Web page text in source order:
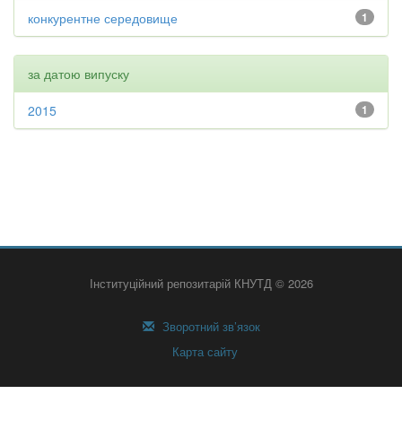
1
конкурентне середовище
за датою випуску
1
2015
Інституційний репозитарій КНУТД © 2026
Зворотний зв’язок
Карта сайту